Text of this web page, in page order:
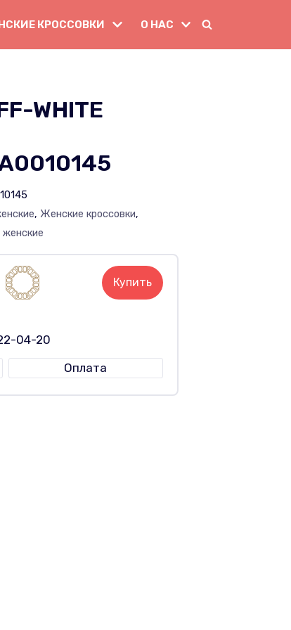
КРОССОВКИ О НАС
WHITE
, Женские кроссовки,
Купить
04-20
Оплата